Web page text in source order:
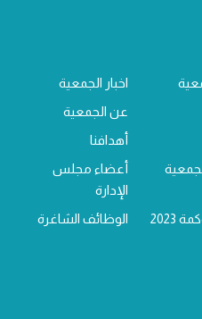
اخبار الجمعية
عن الجمعية
أهدافنا
أعضاء مجلس
الإدارة
2023 الوظائف الشاغرة